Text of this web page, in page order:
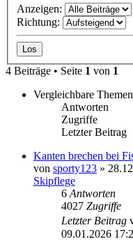
Anzeigen:
Richtung:
4 Beiträge • Seite 1 von 1
Vergleichbare Themen
Antworten
Zugriffe
Letzter Beitrag
Kanten brechen bei
von sporty123 »
Skipflege
6 Antworten
4027 Zugriffe
Letzter Beitrag
09.01.2026